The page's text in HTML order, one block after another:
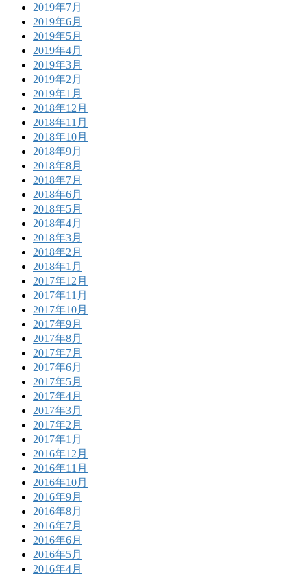
2019年7月
2019年6月
2019年5月
2019年4月
2019年3月
2019年2月
2019年1月
2018年12月
2018年11月
2018年10月
2018年9月
2018年8月
2018年7月
2018年6月
2018年5月
2018年4月
2018年3月
2018年2月
2018年1月
2017年12月
2017年11月
2017年10月
2017年9月
2017年8月
2017年7月
2017年6月
2017年5月
2017年4月
2017年3月
2017年2月
2017年1月
2016年12月
2016年11月
2016年10月
2016年9月
2016年8月
2016年7月
2016年6月
2016年5月
2016年4月